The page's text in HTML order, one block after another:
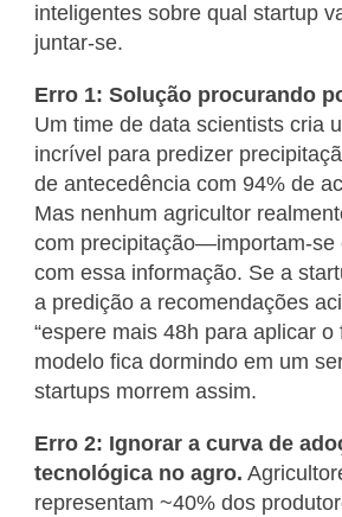
inteligentes sobre qual startup
juntar-se.
Erro 1: Solução procurando
Um time de data scientists cria
incrível para predizer
de antecedência com 94% de
Mas nenhum agricultor
com precipitação—importam-se
com essa informação. Se a
a predição a recomendações
“espere mais 48h para aplicar o
modelo fica dormindo em um
startups morrem assim.
Erro 2: Ignorar a curva de
tecnológica no agro.
representam ~40% dos